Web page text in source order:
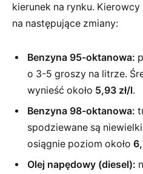
kierunek na rynku.
na następujące zmiany:
Benzyna 95-oktanowa:
o 3-5 groszy na litrze.
wynieść około 5,93 zł/l.
Benzyna 98-oktanowa:
spodziewane są
osiągnie poziom około
Olej napędowy (diesel):